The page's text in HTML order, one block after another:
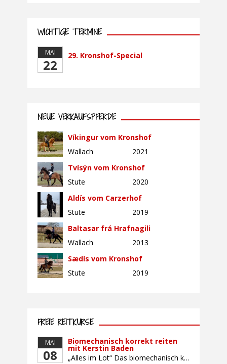
WICHTIGE TERMINE
MAI
22
29. Kronshof-Special
NEUE VERKAUFSPFERDE
Víkingur vom Kronshof
Wallach
2021
Tvísýn vom Kronshof
Stute
2020
Aldís vom Carzerhof
Stute
2019
Baltasar frá Hrafnagili
Wallach
2013
Sædís vom Kronshof
Stute
2019
FREIE REITKURSE
MAI
08
Biomechanisch korrekt reiten
mit Kerstin Baden
„Alles im Lot“ Das biomechanisch korrekte Reiten vereint viele wichtige Erkenntnisse der Reitkunst und der Physiologie von Pferd und Reiter miteinander. Ziel ist die größtmögliche Symmetrie des Reiters, denn erst wenn „alles im Lot“ ist, kann das Pferd den Reiter ausbalanciert und losgelassen tragen. Dafür muss der Reiter lernen, die Reaktionen seines Pferdes auf seinen […]